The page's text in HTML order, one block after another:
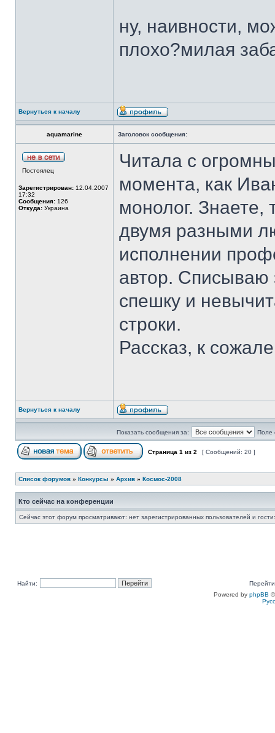
ну, наивности,
плохо?милая
Вернуться к началу
aquamarine Заголовок сообщения:
Постоялец
Зарегистрирован: 12.04.2007
17:32
Сообщения: 126
Откуда: Украина
Читала с
момента, как
монолог. Знаете,
двумя разными
исполнении
автор. Списываю
спешку и
строки.
Рассказ, к
Вернуться к началу
Показать сообщения за: Поле
Страница 1 из 2 [ Сообщений: 20 ]
Список форумов » Конкурсы » Архив » Космос-2008
Кто сейчас на конференции
Сейчас этот форум просматривают: нет зарегистрированных пользователей и
Найти:
Powered by phpBB